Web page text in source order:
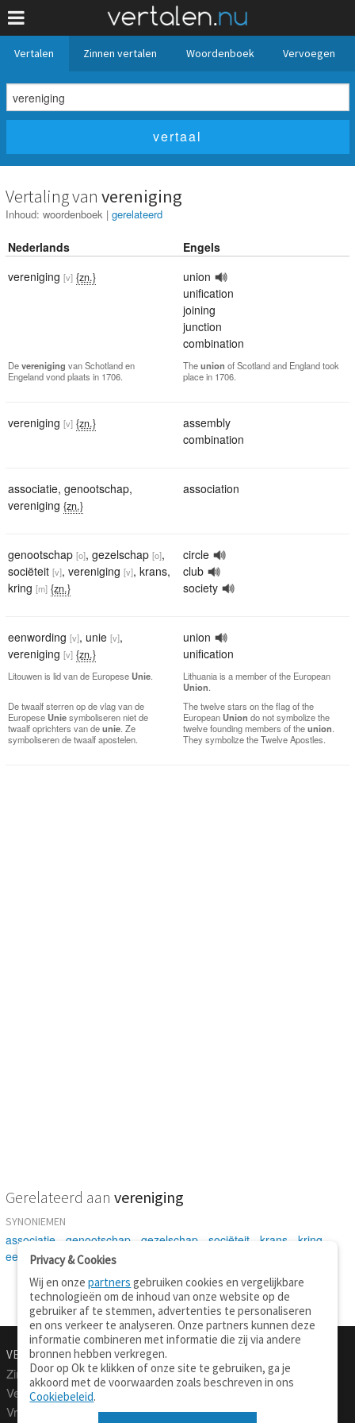
Vertalen Zinnen vertalen Woordenboek Vervoegen
Vertaling van vereniging
Inhoud: woordenboek | gerelateerd
Nederlands
Engels
vereniging [v] {zn.}
union
unification
joining
junction
combination
Devereniging van Schotland en
Engeland vond plaats in 1706.
Theunion of Scotland and England took
place in 1706.
vereniging [v] {zn.}
assembly
combination
associatie, genootschap,
vereniging {zn.}
association
genootschap [o], gezelschap [o],
sociëteit [v], vereniging [v], krans,
kring [m] {zn.}
circle
club
society
eenwording [v], unie [v],
vereniging [v] {zn.}
union
unification
Litouwen is lid van de Europese Unie
Lithuania is a member of the European
Union
De twaalf sterren op de vlag van de
Europese Uniesymboliseren niet de
twaalf oprichters van deunie . Ze
symboliseren de twaalf apostelen.
The twelve stars on the flag of the
European Union do not symbolize the
twelve founding members of theunion
They symbolize the Twelve Apostles.
Gerelateerd aan vereniging
SYNONIEMEN
associatie genootschap gezelschap sociëteit krans kring
eenwording-unie
VERTALEN.NU
Zinnen vertalen
Verklarend woordenboek
Vraagbaak
Over deze site
Privacy
Privacy & Cookies
Wij en onzepartners gebruiken cookies en vergelijkbare
technologieën om de inhoud van onze website op de
gebruiker af te stemmen, advertenties te personaliseren
en ons verkeer te analyseren. Onze partners kunnen deze
informatie combineren met informatie die zij via andere
bronnen hebben verkregen.
Door op Ok te klikken of onze site te gebruiken, ga je
akkoord met de voorwaarden zoals beschreven in ons
Cookiebeleid.